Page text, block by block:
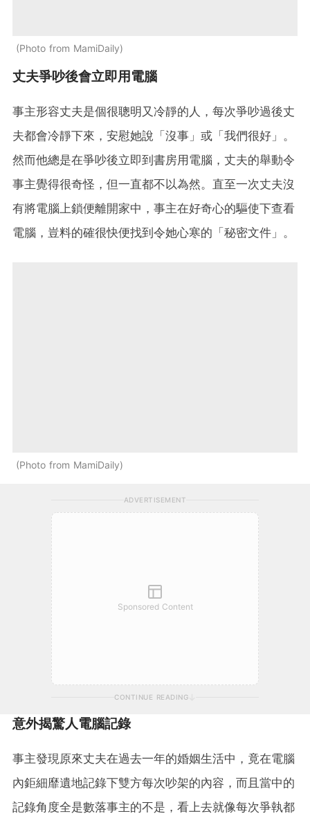
Photo from MamiDaily
丈夫爭吵後會立即用電腦
事主形容丈夫是個很聰明又冷靜的人，每次爭吵過後丈
夫都會冷靜下來，安慰她說「沒事」或「我們很好」。
然而他總是在爭吵後立即到書房用電腦，丈夫的舉動令
事主覺得很奇怪，但一直都不以為然。直至一次丈夫沒
有將電腦上鎖便離開家中，事主在好奇心的驅使下查看
電腦，豈料的確很快便找到令她心寒的「秘密文件」。
Photo from MamiDaily
ADVERTISEMENT
Sponsored Content
CONTINUE READING
意外揭驚人電腦記錄
事主發現原來丈夫在過去一年的婚姻生活中，竟在電腦
內鉅細靡遺地記錄下雙方每次吵架的內容，而且當中的
記錄角度全是數落事主的不是，看上去就像每次爭執都